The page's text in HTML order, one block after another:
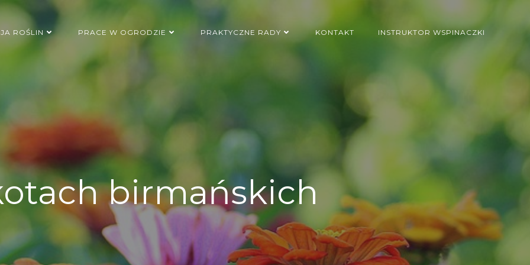
ROŚLIN PRACE W OGRODZIE PRAKTYCZNE RADY KONTAKT INSTRUKTOR WSPINACZKI
birmańskich